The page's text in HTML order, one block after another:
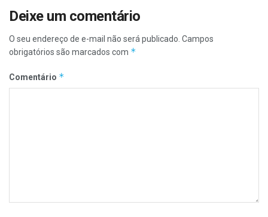
Deixe um comentário
O seu endereço de e-mail não será publicado. Campos
obrigatórios são marcados com *
Comentário *